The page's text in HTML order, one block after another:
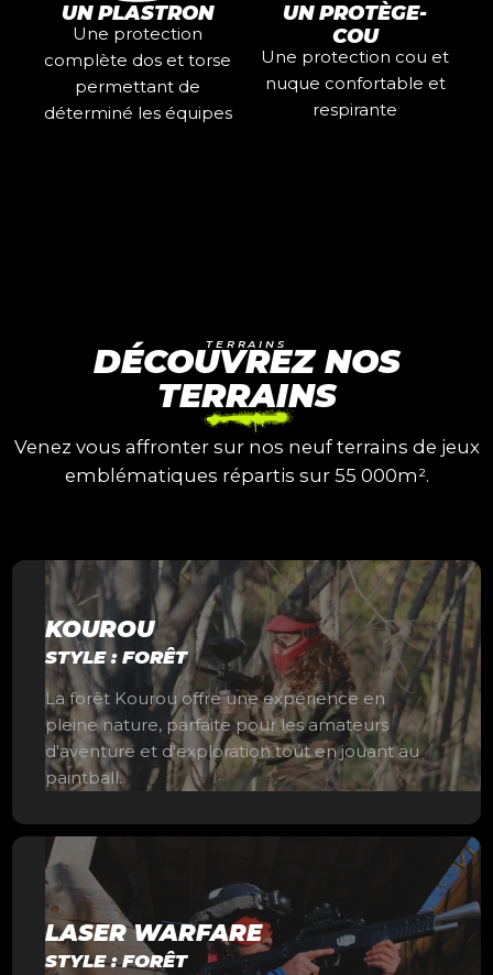
UN PLASTRON
Une protection
complète dos et torse
permettant de
déterminé les équipes
UN PROTÈGE-
COU
Une protection cou et
nuque confortable et
respirante
TERRAINS
DÉCOUVREZ NOS
TERRAINS
Venez vous affronter sur nos neuf terrains de jeux
emblématiques répartis sur 55 000m².
KOUROU
STYLE : FORÊT
La forêt Kourou offre une expérience en
pleine nature, parfaite pour les amateurs
d'aventure et d'exploration tout en jouant au
paintball.
LASER WARFARE
STYLE : FORÊT